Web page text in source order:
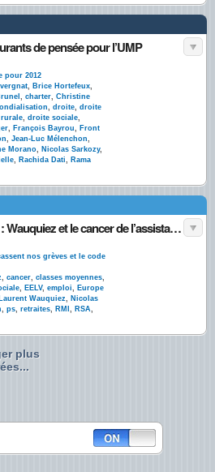
de pensée pour l’UMP
pour 2012
, Brice Hortefeux,
, charter, Christine
, droite, droite
, droite sociale,
, François Bayrou, Front
, Jean-Luc Mélenchon,
Morano, Nicolas Sarkozy,
, Rachida Dati, Rama
Les mots de la politique (8) : Wauquiez et le cancer de l’assistanat
nos grèves et le code
, cancer, classes moyennes,
, EELV, emploi, Europe
Laurent Wauquiez, Nicolas
, ps, retraites, RMI , RSA,
plus